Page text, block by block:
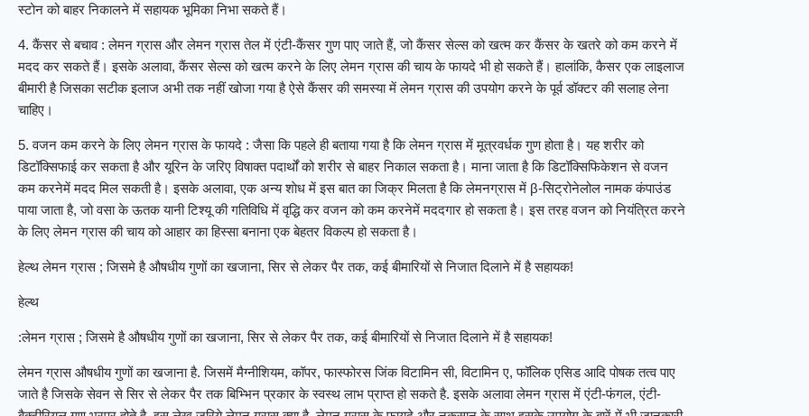
स्टोन को बाहर निकालने में सहायक भूमिका निभा सकते हैं।
4. कैंसर से बचाव : लेमन ग्रास और लेमन ग्रास तेल में एंटी-कैंसर गुण पाए जाते हैं, जो कैंसर सेल्स को खत्म कर कैंसर के खतरे को कम करने में
मदद कर सकते हैं। इसके अलावा, कैंसर सेल्स को खत्म करने के लिए लेमन ग्रास की चाय के फायदे भी हो सकते हैं। हालांकि, कैसर एक लाइलाज
बीमारी है जिसका सटीक इलाज अभी तक नहीं खोजा गया है ऐसे कैंसर की समस्या में लेमन ग्रास की उपयोग करने के पूर्व डॉक्टर की सलाह लेना
चाहिए।
5. वजन कम करने के लिए लेमन ग्रास के फायदे : जैसा कि पहले ही बताया गया है कि लेमन ग्रास में मूत्रवर्धक गुण होता है। यह शरीर को
डिटॉक्सिफाई कर सकता है और यूरिन के जरिए विषाक्त पदार्थों को शरीर से बाहर निकाल सकता है। माना जाता है कि डिटॉक्सिफिकेशन से वजन
कम करनेमें मदद मिल सकती है। इसके अलावा, एक अन्य शाेध में इस बात का जिक्र मिलता है कि लेमनग्रास में β-सिट्रोनेलोल नामक कंपाउंड
पाया जाता है, जो वसा के ऊतक यानी टिश्यू की गतिविधि में वृद्धि कर वजन को कम करनेमें मददगार हो सकता है। इस तरह वजन को नियंत्रित करने
के लिए लेमन ग्रास की चाय को आहार का हिस्सा बनाना एक बेहतर विकल्प हो सकता है।
हेल्थ लेमन ग्रास ; जिसमे है औषधीय गुणों का खजाना, सिर से लेकर पैर तक, कई बीमारियों से निजात दिलाने में है सहायक!
हेल्थ
:लेमन ग्रास ; जिसमे है औषधीय गुणों का खजाना, सिर से लेकर पैर तक, कई बीमारियों से निजात दिलाने में है सहायक!
लेमन ग्रास औषधीय गुणों का खजाना है. जिसमें मैग्नीशियम, कॉपर, फास्फोरस जिंक विटामिन सी, विटामिन ए, फॉलिक एसिड आदि पोषक तत्व पाए
जाते है जिसके सेवन से सिर से लेकर पैर तक बिभ्भिन प्रकार के स्वस्थ लाभ प्राप्त हो सकते है. इसके अलावा लेमन ग्रास में एंटी-फंगल, एंटी-